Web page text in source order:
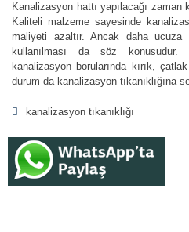
Kanalizasyon hattı yapılacağı
Kaliteli malzeme sayesinde
maliyeti azaltır. Ancak daha
kullanılması da söz konusudur.
kanalizasyon borularında kırık,
durum da kanalizasyon tıkanıklığına
kanalizasyon tıkanıklığı